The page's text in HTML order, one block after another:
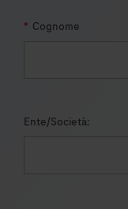
* Cognome
Ente/Società: